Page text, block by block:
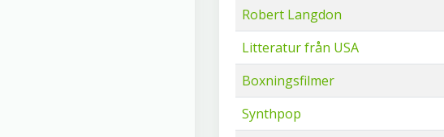
Robert Langdon
Litteratur från USA
Boxningsfilmer
Synthpop